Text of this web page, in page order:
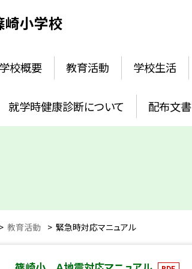
崎小学校
学校概要 教育活動 学校生活
就学時健康診断について 配布文書
> 教育活動 > 緊急時対応マニュアル